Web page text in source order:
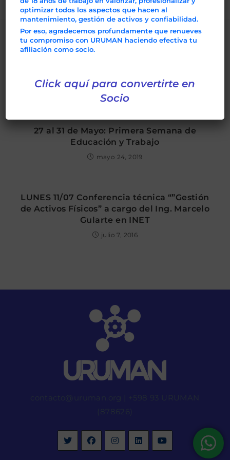
TAMBIÉN PODRÍA GUSTARTE
LOS INGENIEROS DE MANTENIMIENTO”
septiembre 17, 2018
27 al 31 de Mayo: Primera Semana de
Educación y Trabajo
mayo 24, 2019
LUNES 11/07 Conferencia técnica “”Gestión
de Activos Físicos” a cargo del Ing. Marcelo
Gularte en INET
julio 7, 2016
optimizar todos los aspectos que hacen al
mantenimiento, gestión de activos y confiabilidad.
Por eso, agradecemos profundamente que renueves
tu compromiso con URUMAN haciendo efectiva tu
afiliación como socio.
Click aquí para convertirte en
Socio